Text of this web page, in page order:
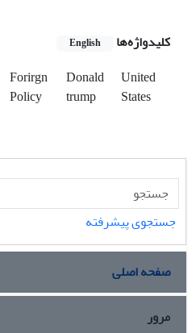
کلیدواژه‌ها English
Forirgn
Policy
Donald
trump
United
States
جستجوی پیشرفته
صفحه اصلی
مرور